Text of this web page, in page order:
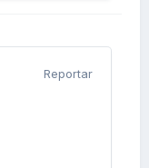
Reportar